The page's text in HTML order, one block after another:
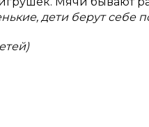
дети берут себе